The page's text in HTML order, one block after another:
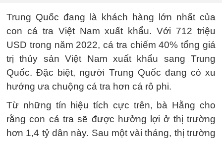
Trung Quốc đang là khách hàng lớn nhất của
con cá tra Việt Nam xuất khẩu. Với 712 triệu
USD trong năm 2022, cá tra chiếm 40% tổng giá
trị thủy sản Việt Nam xuất khẩu sang Trung
Quốc. Đặc biệt, người Trung Quốc đang có xu
hướng ưa chuộng cá tra hơn cá rô phi.
Từ những tín hiệu tích cực trên, bà Hằng cho
rằng con cá tra sẽ được hưởng lợi ở thị trường
hơn 1,4 tỷ dân này. Sau một vài tháng, thị trường